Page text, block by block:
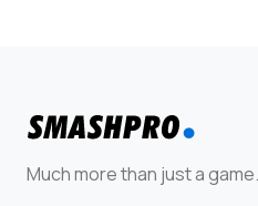
Much more than just a game.